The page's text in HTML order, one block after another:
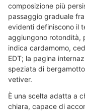
composizione più
passaggio graduale
evidenti definiscono il
aggiungono rotondità,
indica cardamomo,
EDT; la pagina
speziata di
vetiver.
È una scelta adatta a
chiara, capace di